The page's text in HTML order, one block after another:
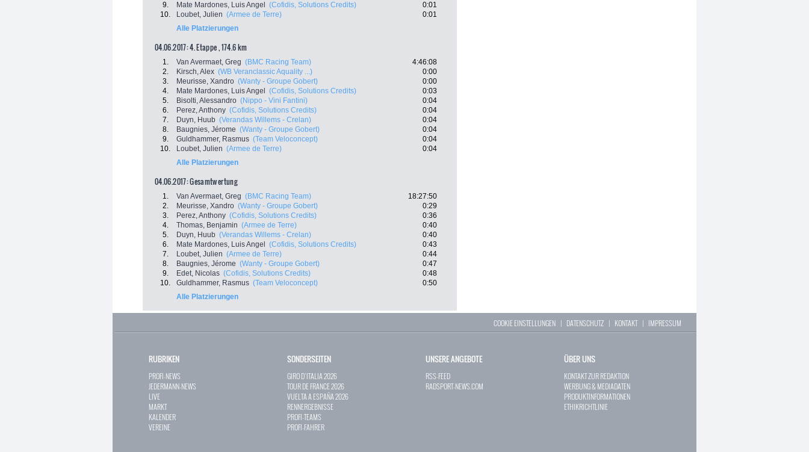
9.
Mate Mardones, Luis Angel (Cofidis, Solutions Credits)
0:01
10.
Loubet, Julien (Armee de Terre)
0:01
Alle Platzierungen
04.06.2017: 4. Etappe , 174.6 km
1. Van Avermaet, Greg (BMC Racing Team)
4:46:08
2.
Kirsch, Alex (WB Veranclassic Aquality ...)
0:00
3.
Meurisse, Xandro (Wanty - Groupe Gobert)
0:00
4.
Mate Mardones, Luis Angel (Cofidis, Solutions Credits)
0:03
5.
Bisolti, Alessandro (Nippo - Vini Fantini)
0:04
6.
Perez, Anthony (Cofidis, Solutions Credits)
0:04
7.
Duyn, Huub (Verandas Willems - Crelan)
0:04
8.
Baugnies, Jérome (Wanty - Groupe Gobert)
0:04
9.
Guldhammer, Rasmus (Team Veloconcept)
0:04
10.
Loubet, Julien (Armee de Terre)
0:04
Alle Platzierungen
04.06.2017: Gesamtwertung
1. Van Avermaet, Greg (BMC Racing Team)
18:27:50
2.
Meurisse, Xandro (Wanty - Groupe Gobert)
0:29
3.
Perez, Anthony (Cofidis, Solutions Credits)
0:36
4.
Thomas, Benjamin (Armee de Terre)
0:40
5.
Duyn, Huub (Verandas Willems - Crelan)
0:40
6.
Mate Mardones, Luis Angel (Cofidis, Solutions Credits)
0:43
7.
Loubet, Julien (Armee de Terre)
0:44
8.
Baugnies, Jérome (Wanty - Groupe Gobert)
0:47
9.
Edet, Nicolas (Cofidis, Solutions Credits)
0:48
10.
Guldhammer, Rasmus (Team Veloconcept)
0:50
Alle Platzierungen
COOKIE EINSTELLUNGEN | DATENSCHUTZ | KONTAKT| IMPRESSUM
RUBRIKEN
PROFI-NEWS
JEDERMANN-NEWS
LIVE
MARKT
KALENDER
VEREINE
SONDERSEITEN
GIRO D`ITALIA 2026
TOUR DE FRANCE 2026
VUELTA A ESPAÑA 2026
RENNERGEBNISSE
PROFI-TEAMS
PROFI-FAHRER
UNSERE ANGEBOTE
RSS-FEED
RADSPORT-NEWS.COM
ÜBER UNS
KONTAKT ZUR REDAKTION
WERBUNG & MEDIADATEN
PRODUKTINFORMATIONEN
ETHIKRICHTLINIE